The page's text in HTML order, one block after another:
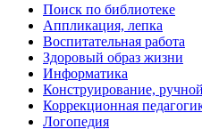
Поиск по библиотеке
Аппликация, лепка
Воспитательная работа
Здоровый образ жизни
Информатика
Конструирование,
Коррекционная
Логопедия